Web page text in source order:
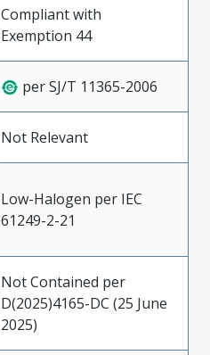
Compliant with
Exemption 44
per SJ/T 11365-2006
Not Relevant
Low-Halogen per IEC
61249-2-21
Not Contained per
D(2025)4165-DC (25 June
2025)